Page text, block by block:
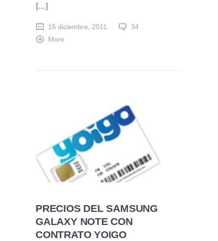
[…]
15 diciembre, 2011
34
More
PRECIOS DEL SAMSUNG
GALAXY NOTE CON
CONTRATO YOIGO